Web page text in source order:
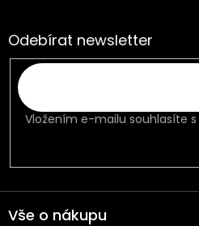
Odebírat newsletter
Vložením e-mailu souhlasíte s
Vše o nákupu